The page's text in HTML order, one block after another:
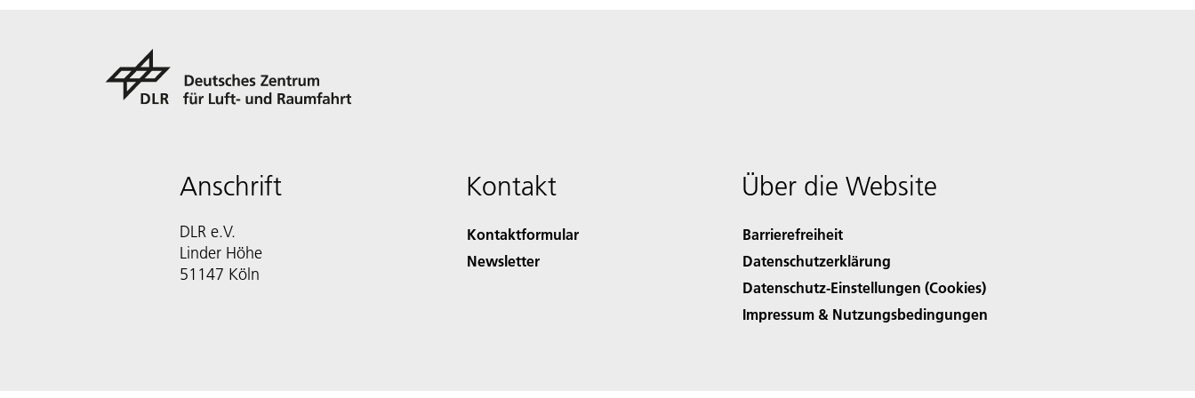
Anschrift
DLR e.V.
Linder Höhe
51147 Köln
Kontakt
Kontaktformular
Newsletter
Über die Website
Barrierefreiheit
Datenschutzerklärung
Datenschutz-Einstellungen (Cookies)
Impressum & Nutzungsbedingungen